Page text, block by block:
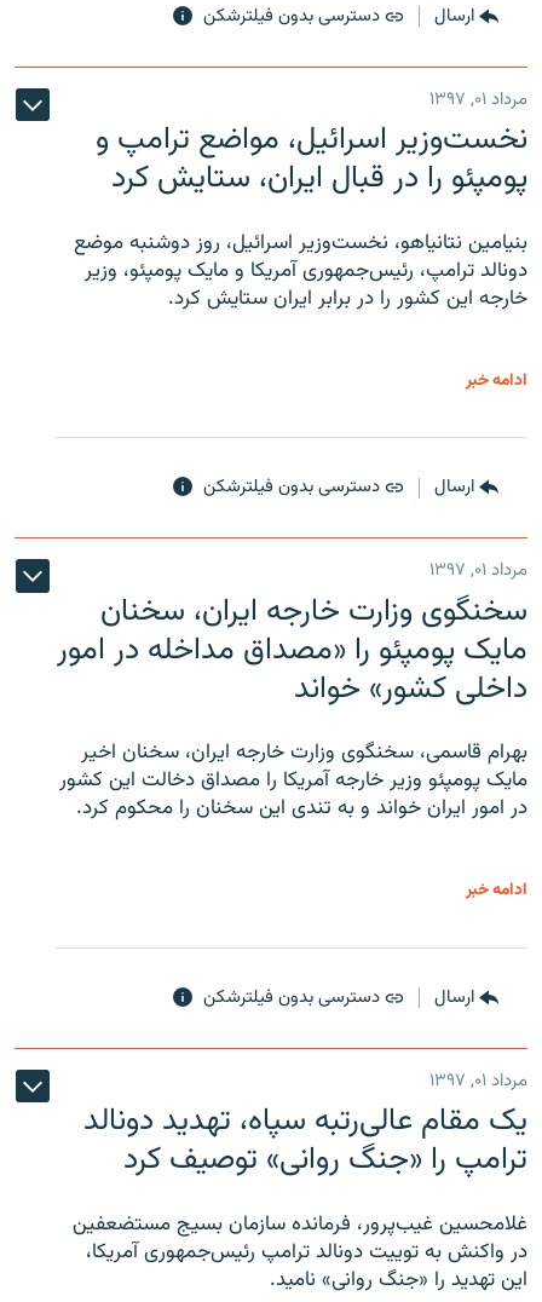
ارسال دسترسی بدون فیلترشکن
مرداد ۰۱, ۱۳۹۷
نخست‌وزیر اسرائیل، مواضع ترامپ و
پومپئو را در قبال ایران، ستایش کرد
بنیامین نتانیاهو، نخست‌وزیر اسرائیل، روز دوشنبه موضع
دونالد ترامپ، رئیس‌جمهوری آمریکا و مایک پومپئو، وزیر
خارجه این کشور را در برابر ایران ستایش کرد.
ادامه خبر
ارسال دسترسی بدون فیلترشکن
مرداد ۰۱, ۱۳۹۷
سخنگوی وزارت خارجه ایران، سخنان
مایک پومپئو را «مصداق مداخله در امور
داخلی کشور» خواند
بهرام قاسمی، سخنگوی وزارت خارجه ایران، سخنان اخیر
مایک پومپئو وزیر خارجه آمریکا را مصداق دخالت این کشور
در امور ایران خواند و به تندی این سخنان را محکوم کرد.
ادامه خبر
ارسال دسترسی بدون فیلترشکن
مرداد ۰۱, ۱۳۹۷
یک مقام عالی‌رتبه سپاه، تهدید دونالد
ترامپ را «جنگ روانی» توصیف کرد
غلامحسین غیب‌پرور، فرمانده سازمان بسیج مستضعفین
در واکنش به توییت دونالد ترامپ رئیس‌جمهوری آمریکا،
این تهدید را «جنگ روانی» نامید.